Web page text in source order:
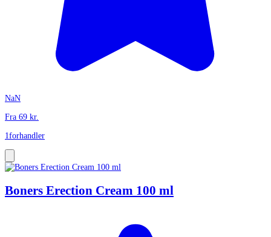
NaN
Fra 69 kr.
1forhandler
Boners Erection Cream 100 ml